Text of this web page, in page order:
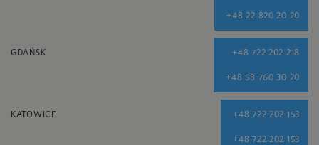
+48 22 820 20 20
GDAŃSK +48 722 202 218
+48 58 760 30 20
KATOWICE +48 722 202 153
+48 722 202 153